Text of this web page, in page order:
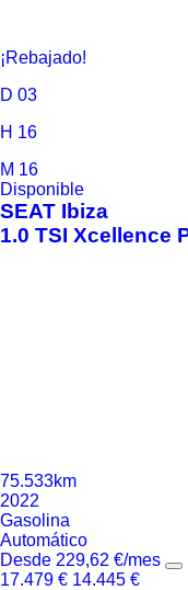
¡Rebajado!
D 03
H 16
M 16
Disponible
SEAT Ibiza
1.0 TSI Xcellence
75.533km
2022
Gasolina
Automático
Desde 229,62 €/mes
17.479 € 14.445 €